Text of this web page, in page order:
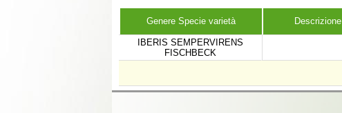
Genere Specie varietà Descrizione
IBERIS SEMPERVIRENS
FISCHBECK